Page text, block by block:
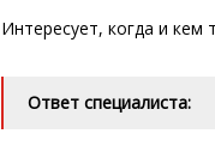
Интересует, когда и кем
Ответ специалиста: